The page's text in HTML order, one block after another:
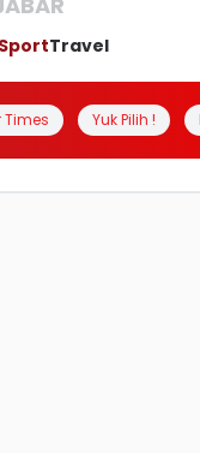
SportTravel
Times Yuk Pilih !